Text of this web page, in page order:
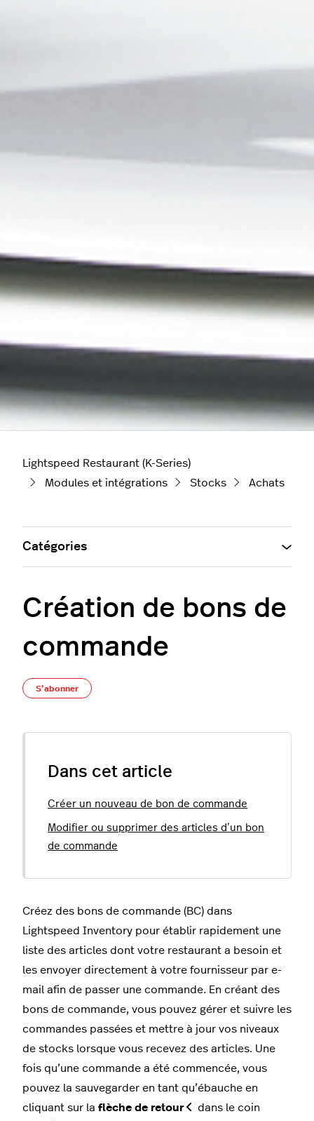
Lightspeed Restaurant (K-Series)
Modules et intégrations
Stocks Achats
Création de bons de
commande
S’abonner
Dans cet article
Créer un nouveau de bon de commande
Modifier ou supprimer des articles d’un bon
de commande
Créez des bons de commande (BC) dans
Lightspeed Inventory pour établir rapidement une
liste des articles dont votre restaurant a besoin et
les envoyer directement à votre fournisseur par e-
mail afin de passer une commande. En créant des
bons de commande, vous pouvez gérer et suivre les
commandes passées et mettre à jour vos niveaux
de stocks lorsque vous recevez des articles. Une
fois qu’une commande a été commencée, vous
pouvez la sauvegarder en tant qu’ébauche en
cliquant sur la flèche de retour
dans le coin
Catégories